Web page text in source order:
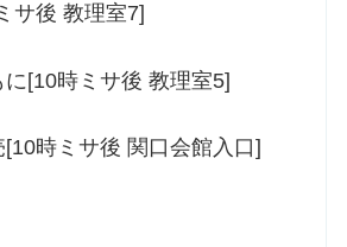
サ後 教理室7]
[10時ミサ後 教理室5]
時ミサ後 関口会館入口]